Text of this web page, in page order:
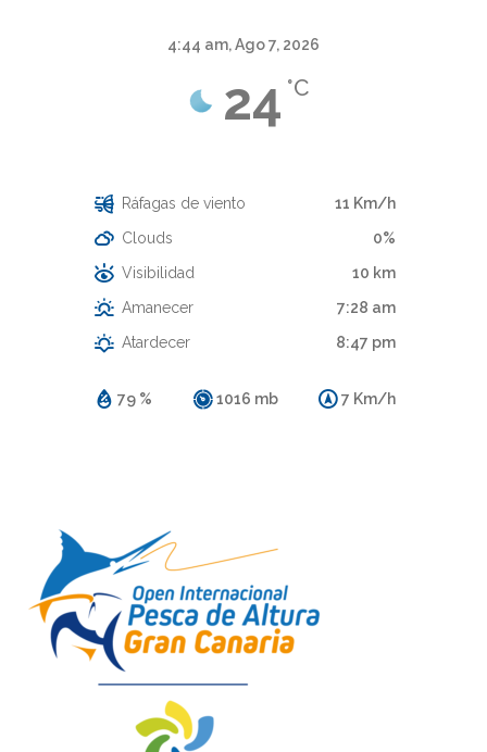
4:44 am,Ago 7, 2026
24 °C
79 % 1016 mb 7 Km/h
Ráfagas de viento
11 Km/h
Clouds
0%
Visibilidad
10 km
Amanecer
7:28 am
Atardecer
8:47 pm